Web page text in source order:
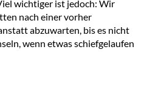
wichtiger ist jedoch: Wir
nach einer vorher
abzuwarten, bis es nicht
wenn etwas schiefgelaufen